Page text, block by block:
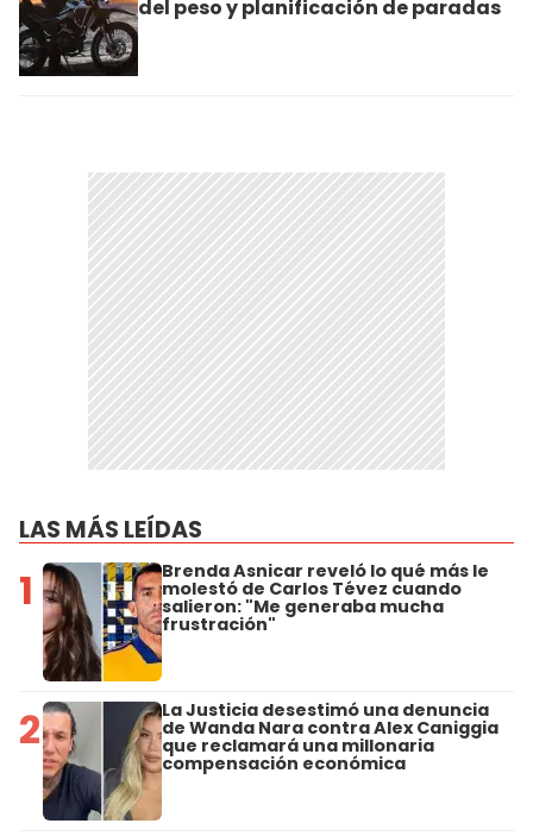
del peso y planificación de paradas
LAS MÁS LEÍDAS
1 Brenda Asnicar reveló lo qué más le
molestó de Carlos Tévez cuando
salieron: "Me generaba mucha
frustración"
2 La Justicia desestimó una denuncia
de Wanda Nara contra Alex Caniggia
que reclamará una millonaria
compensación económica